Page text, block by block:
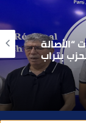
مراكش
سرقة